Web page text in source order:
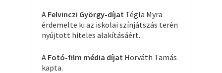
A Felvinczi György-díjat Tégla Myra
érdemelte ki az iskolai színjátszás terén
nyújtott hiteles alakításáért.
A Fotó-film média díjat Horváth Tamás
kapta.